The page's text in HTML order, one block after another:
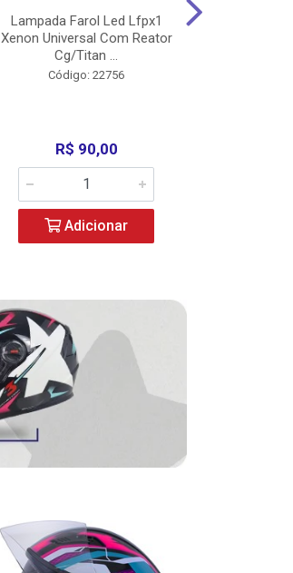
Lampada Farol Led Lfpx1
Xenon Universal Com Reator
Cg/Titan ...
Código: 22756
R$ 90,00
Adicionar